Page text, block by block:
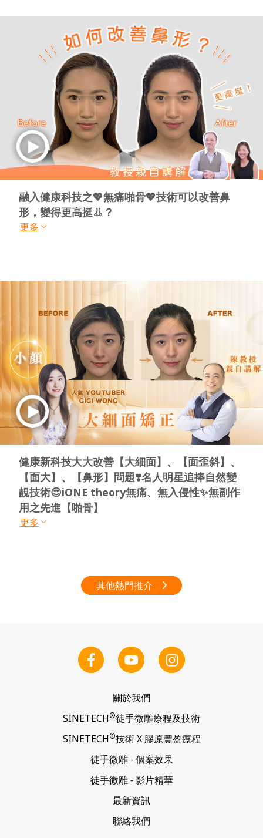
融入健康科技之💖無痛啪骨💖技術可以改善鼻
形，變得更高挺👃？
更多
健康新科技大大改善【大細面】、【面歪斜】、
【面大】、【鼻形】問題❣️名人明星追捧自然變
靚技術😍iONE theory無痛、無入侵性✨無副作
用之先進【啪骨】
更多
其他熱門推介
關於我們
SINETECH®徒手微雕療程及技術
SINETECH®技術 X 膠原豐盈療程
徒手微雕-個案效果
徒手微雕-影片精華
最新資訊
聯絡我們